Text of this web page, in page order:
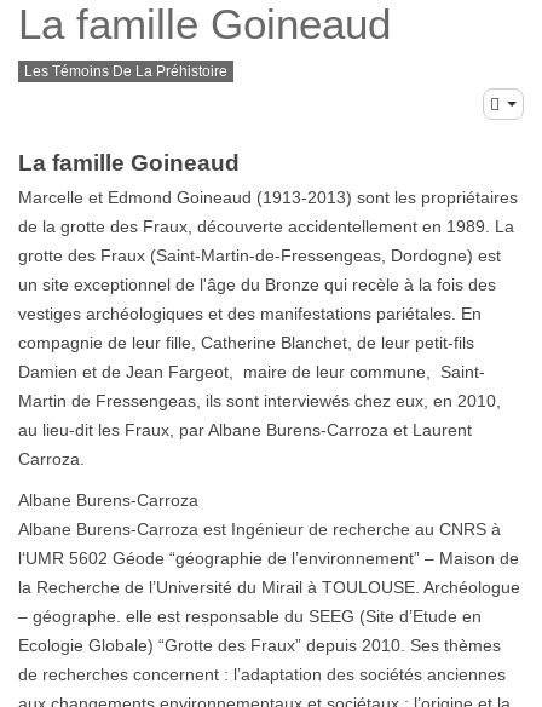
La famille Goineaud
Les Témoins De La Préhistoire
La famille Goineaud
Marcelle et Edmond Goineaud (1913-2013) sont les propriétaires
de la grotte des Fraux, découverte accidentellement en 1989. La
grotte des Fraux (Saint-Martin-de-Fressengeas, Dordogne) est
un site exceptionnel de l'âge du Bronze qui recèle à la fois des
vestiges archéologiques et des manifestations pariétales. En
compagnie de leur fille, Catherine Blanchet, de leur petit-fils
Damien et de Jean Fargeot, maire de leur commune, Saint-
Martin de Fressengeas, ils sont interviewés chez eux, en 2010,
au lieu-dit les Fraux, par Albane Burens-Carroza et Laurent
Carroza.
Albane Burens-Carroza
Albane Burens-Carroza est Ingénieur de recherche au CNRS à
l‘UMR 5602 Géode “géographie de l’environnement” – Maison de
la Recherche de l’Université du Mirail à TOULOUSE. Archéologue
– géographe. elle est responsable du SEEG (Site d’Etude en
Ecologie Globale) “Grotte des Fraux” depuis 2010. Ses thèmes
de recherches concernent : l’adaptation des sociétés anciennes
aux changements environnementaux et sociétaux ; l’origine et la